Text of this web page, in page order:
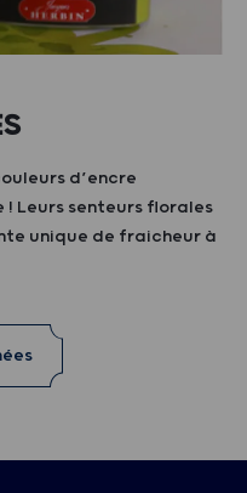
d’encre
Leurs senteurs florales
unique de fraicheur à